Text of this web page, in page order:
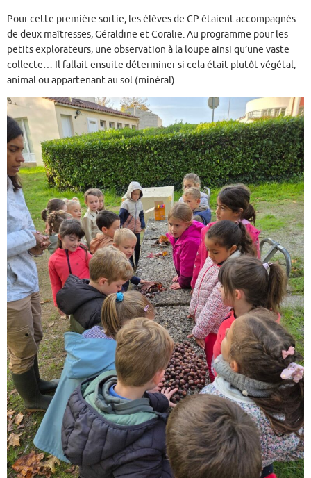
Pour cette première sortie, les élèves de CP étaient accompagnés
de deux maîtresses, Géraldine et Coralie. Au programme pour les
petits explorateurs, une observation à la loupe ainsi qu’une vaste
collecte… Il fallait ensuite déterminer si cela était plutôt végétal,
animal ou appartenant au sol (minéral).